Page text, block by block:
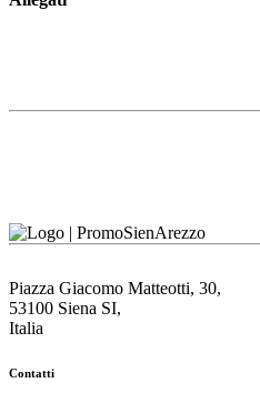
Piazza Giacomo Matteotti, 30,
53100 Siena SI,
Italia
Contatti